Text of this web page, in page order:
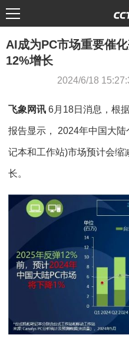
AI成为PC市场重要催
12%增长
2024/6/18
飞象网讯 6月18日消息，根
报告显示， 2024年中国大
记本和工作站)市场预计会缩
长。